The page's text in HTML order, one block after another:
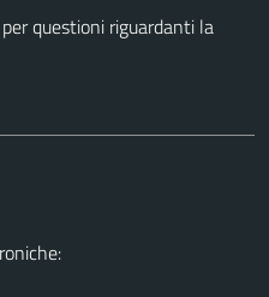
questioni riguardanti la